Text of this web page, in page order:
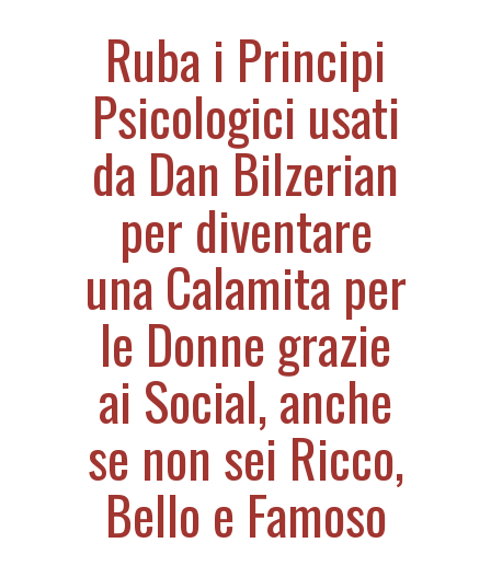
Ruba i Principi
Psicologici usati
da Dan Bilzerian
per diventare
una Calamita per
le Donne grazie
ai Social, anche
se non sei Ricco,
Bello e Famoso